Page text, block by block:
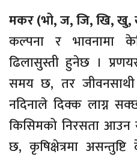
मकर (भो, ज, जि, खि, खु,
कल्पना र भावनामा
ढिलासुस्ती हुनेछ ।
समय छ, तर जीवनसाथी
नदिनाले दिक्क लाग्न
किसिमको निरसता आउन
छ, कृषिक्षेत्रमा